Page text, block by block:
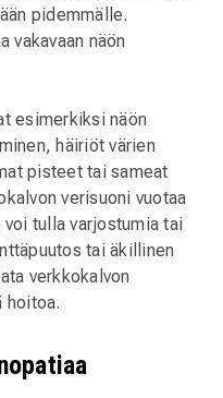
pidemmälle.
vakavaan näön
esimerkiksi näön
häiriöt värien
pisteet tai sameat
verisuoni vuotaa
tulla varjostumia tai
tai äkillinen
verkkokalvon
hoitoa.